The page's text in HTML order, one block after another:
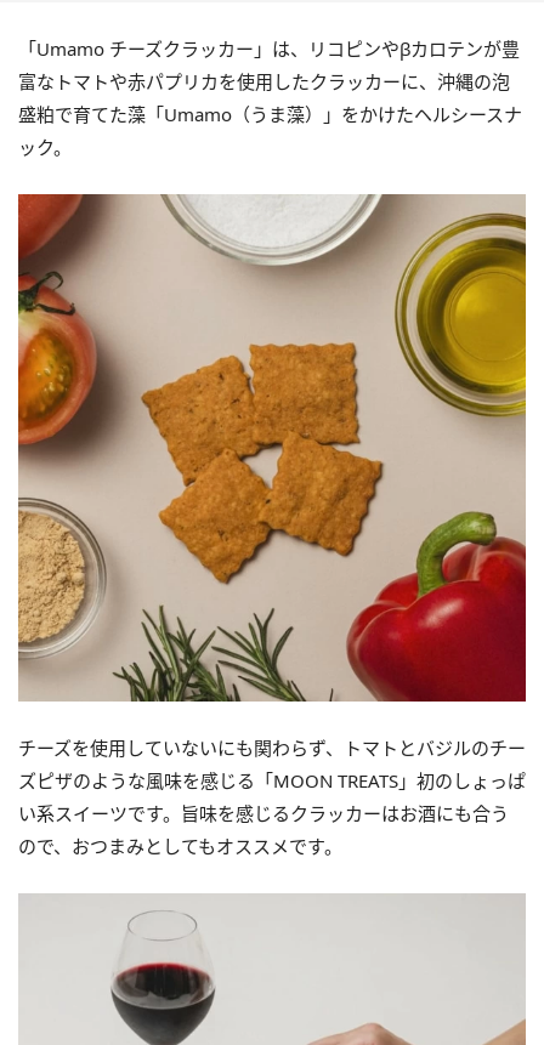
「Umamo チーズクラッカー」は、リコピンやβカロテンが豊
富なトマトや赤パプリカを使用したクラッカーに、沖縄の泡
盛粕で育てた藻「Umamo（うま藻）」をかけたヘルシースナ
ック。
チーズを使用していないにも関わらず、トマトとバジルのチー
ズピザのような風味を感じる「MOON TREATS」初のしょっぱ
い系スイーツです。旨味を感じるクラッカーはお酒にも合う
ので、おつまみとしてもオススメです。